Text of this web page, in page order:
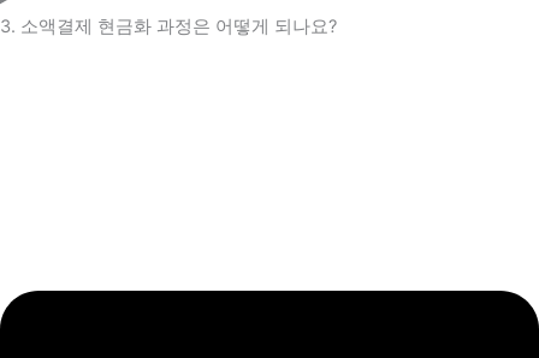
3. 소액결제 현금화 과정은 어떻게 되나요?